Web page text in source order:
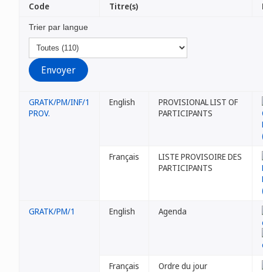
Trier par langue
Code Titre(s)
GRATK/PM/INF/1
PROV.
English
PROVISIONAL LIST OF
PARTICIPANTS
Français
LISTE PROVISOIRE DES
PARTICIPANTS
GRATK/PM/1 English Agenda
Français Ordre du jour